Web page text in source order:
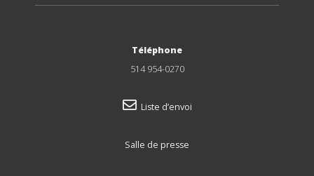
Téléphone
514 954-0270
Liste d’envoi
Salle de presse